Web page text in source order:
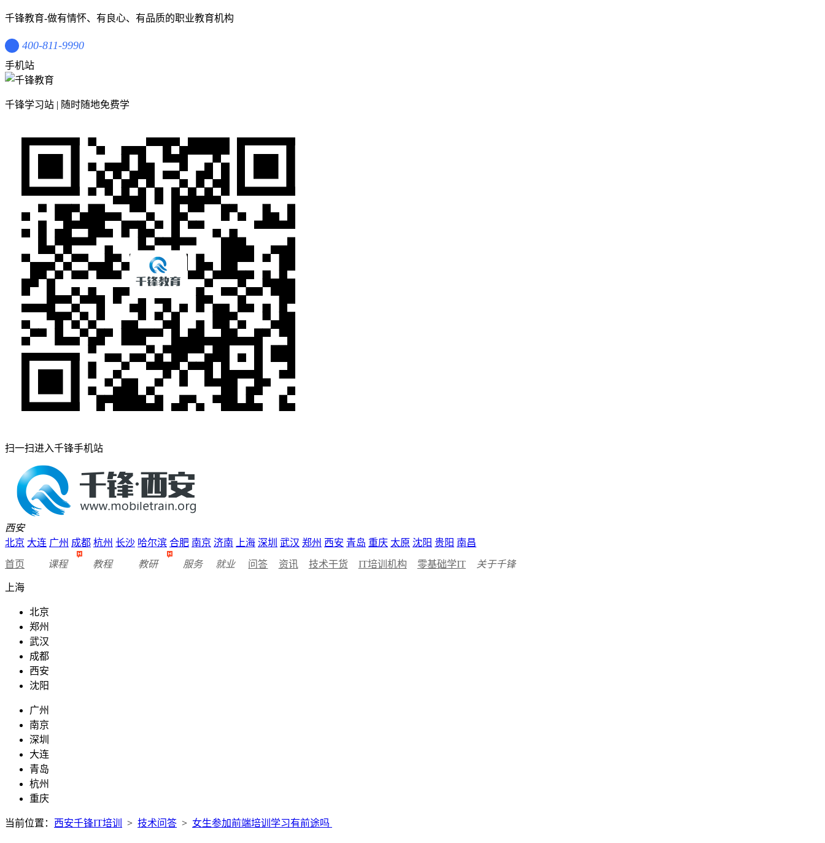
千锋教育-做有情怀、有良心、有品质的职业教育机构
400-811-9990
手机站
千锋学习站 | 随时随地免费学
扫一扫进入千锋手机站
西安
北京 大连 广州 成都 杭州 长沙 哈尔滨 合肥 南京 济南 上海 深圳 武汉 郑州 西安 青岛 重庆 太原 沈阳 贵阳 南昌
首页 课程 教程 教研 服务 就业 问答 资讯 技术干货 IT培训机构 零基础学IT 关于千锋
上海
北京
郑州
武汉
成都
西安
沈阳
广州
南京
深圳
大连
青岛
杭州
重庆
当前位置： 西安千锋IT培训 > 技术问答 > 女生参加前端培训学习有前途吗